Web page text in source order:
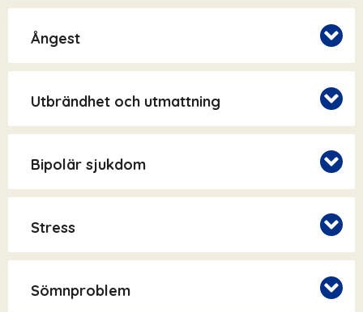
Ångest
Utbrändhet och utmattning
Bipolär sjukdom
Stress
Sömnproblem